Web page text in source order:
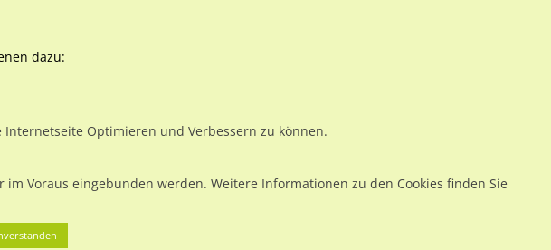
34/Einfahrt Parkplatz
dazu:
Optimieren und Verbessern zu können.
im Voraus eingebunden werden. Weitere Informationen zu den Cookies finden Sie